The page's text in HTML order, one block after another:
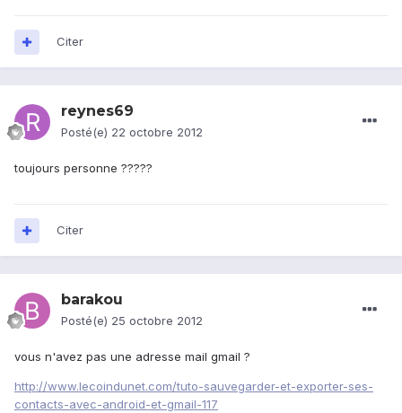
Citer
reynes69
Posté(e) 22 octobre 2012
toujours personne ?????
Citer
barakou
Posté(e) 25 octobre 2012
vous n'avez pas une adresse mail gmail ?
http://www.lecoindunet.com/tuto-sauvegarder-et-exporter-ses-
contacts-avec-android-et-gmail-117